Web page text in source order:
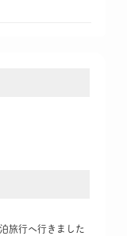
旅行へ行きました